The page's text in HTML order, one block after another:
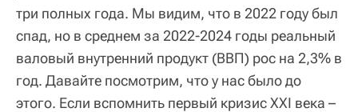
три полных года. Мы видим, что в 2022 году был
спад, но в среднем за 2022-2024 годы реальный
валовый внутренний продукт (ВВП) рос на 2,3% в
год. Давайте посмотрим, что у нас было до
этого. Если вспомнить первый кризис XXI века –